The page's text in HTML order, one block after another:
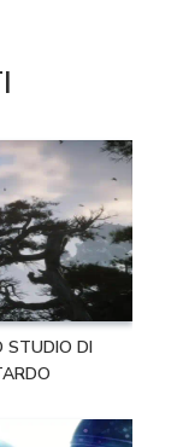
STUDIO DI